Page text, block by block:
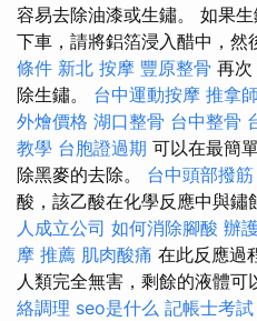
容易去除油漆或生鏽。 如果
下車，請將鋁箔浸入醋中，然
條件 新北 按摩 豐原整骨 再次
除生鏽。 台中運動按摩 推拿師
外燴價格 湖口整骨 台中整骨
教學 台胞證過期 可以在最簡
除黑麥的去除。 台中頭部撥筋
酸，該乙酸在化學反應中與鏽
人成立公司 如何消除腳酸 辦
摩 推薦 肌肉酸痛 在此反應過
人類完全無害，剩餘的液體可
絡調理 seo是什么 記帳士考試